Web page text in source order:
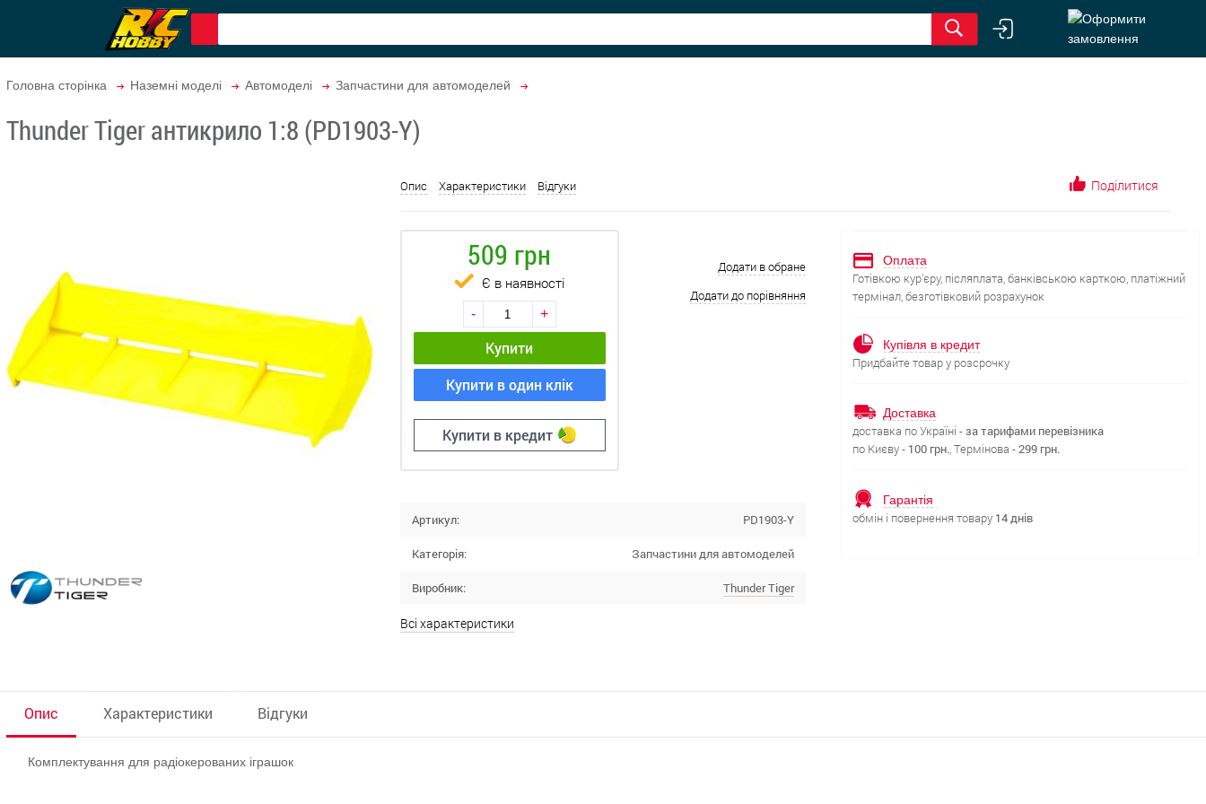
Головна сторінка Наземні моделі Автомоделі Запчастини для автомоделей
Thunder Tiger антикрило 1:8 (PD1903-Y)
Опис Характеристики Відгуки Поділитися
509 грн
Є в наявності
- +
Купити
Купити в один клік
Купити в кредит
Додати в обране
Додати до порівняння
Артикул: PD1903-Y
Категорія: Запчастини для автомоделей
Виробник: Thunder Tiger
Всі характеристики
Оплата
Готівкою кур'єру, післяплата, банківською карткою, платіжний
термінал, безготівковий розрахунок
Купівля в кредит
Придбайте товар у розсрочку
Доставка
доставка по Україні -за тарифами перевізника
по Києву - 100 грн., Термінова -299 грн.
Гарантія
обмін і повернення товару 14 днів
Опис
Комплектування для радіокерованих іграшок
Характеристики Відгуки